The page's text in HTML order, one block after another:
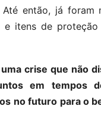
Até então, já
e itens de
crise que não
em tempos
no futuro para o